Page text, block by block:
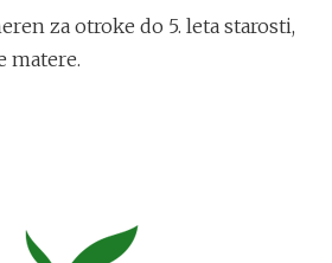
za otroke do 5. leta starosti,
matere.